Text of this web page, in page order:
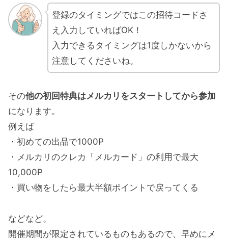
登録のタイミングではこの招待コードさ
え入力していればOK！
入力できるタイミングは1度しかないから
注意してくださいね。
その他の初回特典はメルカリをスタートしてから参加
になります。
例えば
・初めての出品で1000P
・メルカリのクレカ「メルカード」の利用で最大
10,000P
・買い物をしたら最大半額ポイントで戻ってくる
などなど。
開催期間が限定されているものもあるので、早めにメ